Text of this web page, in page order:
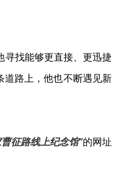
寻找能够更直接、更迅捷
道路上，他也不断遇见新
征路线上纪念馆”的网址